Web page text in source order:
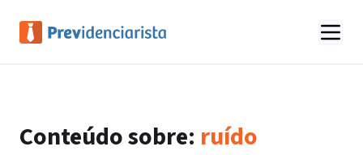
Conteúdo sobre: ruído